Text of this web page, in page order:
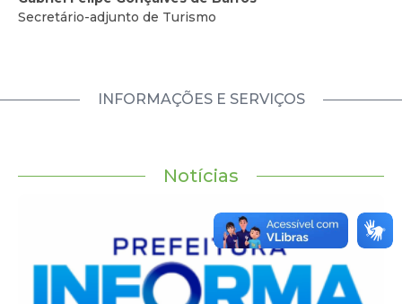
Secretário-adjunto de Turismo
INFORMAÇÕES E SERVIÇOS
Notícias